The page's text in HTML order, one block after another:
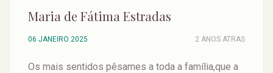
Maria de Fátima Estradas
06 JANEIRO 2025 2 ANOS ATRAS
Os mais sentidos pêsames a toda a família,que a